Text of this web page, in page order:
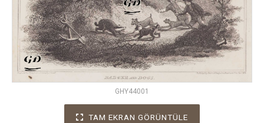
GHY44001
TAM EKRAN GÖRÜNTÜLE